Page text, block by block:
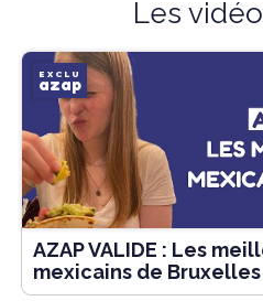
Les
EXCLU
azap
AZAP VALIDE : Les
mexicains de Bruxelles